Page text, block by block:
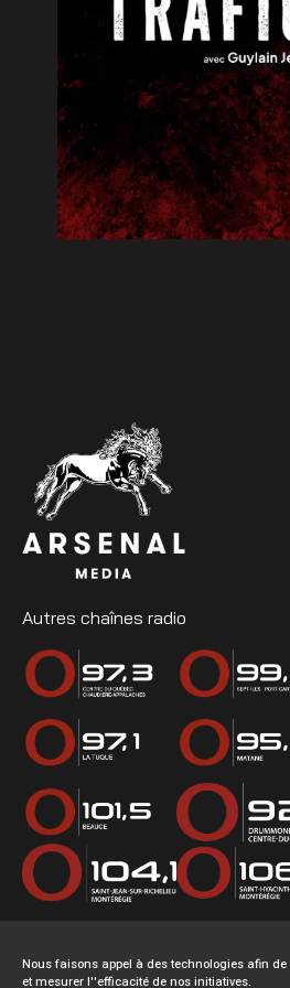
5 août 2026|
5 août 2026 |
Autres chaînes radio
Nous faisons appel à des technologies afin
et mesurer l''efficacité de nos initiatives.